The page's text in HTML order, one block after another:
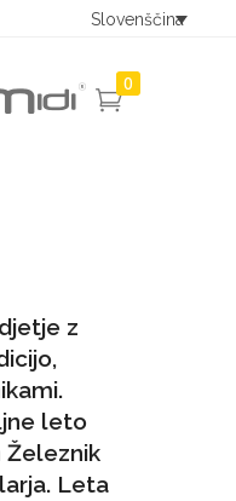
Slovenščina
0
z
leto
Železnik
Leta